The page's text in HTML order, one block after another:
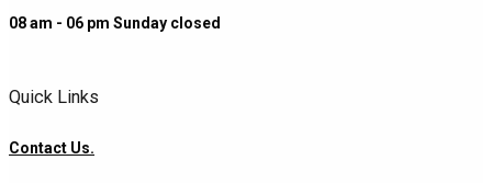
08 am - 06 pm Sunday closed
Quick Links
Contact Us.